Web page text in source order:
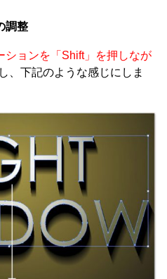
調整
ションを「Shift」を押しなが
し、下記のような感じにしま